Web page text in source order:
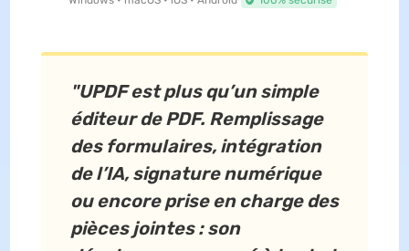
"UPDF est plus qu’un simple
éditeur de PDF. Remplissage
des formulaires, intégration
de l’IA, signature numérique
ou encore prise en charge des
pièces jointes : son